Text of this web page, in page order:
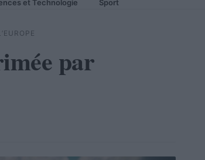
et Technologie Sport
par